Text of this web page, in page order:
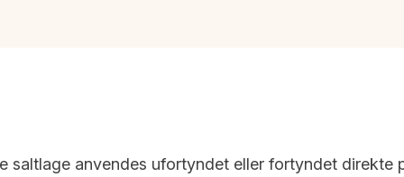
saltlage anvendes ufortyndet eller fortyndet direkte